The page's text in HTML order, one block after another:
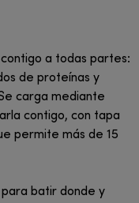
a todas partes:
de proteínas y
carga mediante
contigo, con tapa
permite más de 15
batir donde y